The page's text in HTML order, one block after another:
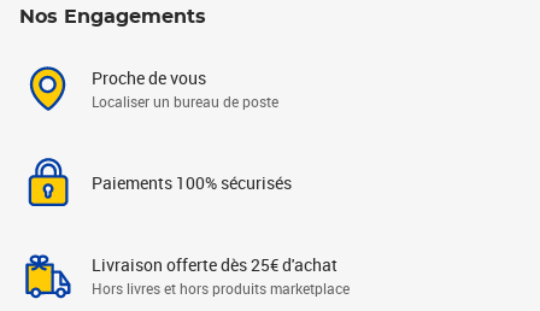
Nos Engagements
Proche de vous
Localiser un bureau de poste
Paiements 100% sécurisés
Livraison offerte dès 25€ d'achat
Hors livres et hors produits marketplace